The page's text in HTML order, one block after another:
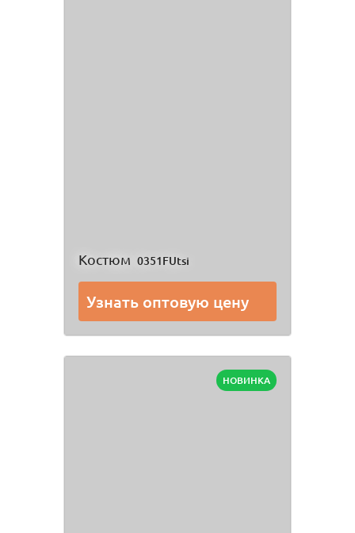
Костюм 0351FUtsi
Узнать оптовую цену
НОВИНКА